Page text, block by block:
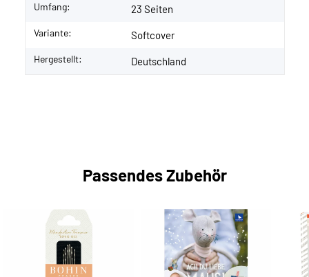
Umfang: 23 Seiten
Variante: Softcover
Hergestellt: Deutschland
Passendes Zubehör